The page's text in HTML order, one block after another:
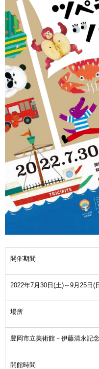
開催期間
2022年7月30日(土)～9月25日(
場所
豊岡市立美術館－伊藤清永記
開館時間